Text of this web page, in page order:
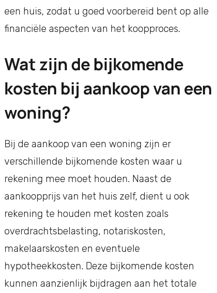
een huis, zodat u goed voorbereid bent op alle
financiële aspecten van het koopproces.
Wat zijn de bijkomende
kosten bij aankoop van een
woning?
Bij de aankoop van een woning zijn er
verschillende bijkomende kosten waar u
rekening mee moet houden. Naast de
aankoopprijs van het huis zelf, dient u ook
rekening te houden met kosten zoals
overdrachtsbelasting, notariskosten,
makelaarskosten en eventuele
hypotheekkosten. Deze bijkomende kosten
kunnen aanzienlijk bijdragen aan het totale